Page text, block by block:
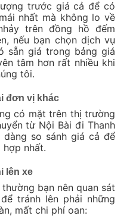
trước giá cả để có
nhất mà không lo về
trên đồng hồ đếm
nếu bạn chọn dịch vụ
sẵn giá trong bảng giá
tâm hơn rất nhiều khi
tôi.
đơn vị khác
có mặt trên thị trường
từ Nội Bài đi Thanh
so sánh giá cả để
hợp nhất.
lên xe
bạn nên quan sát
tránh lên phải những
mất chi phí oan: